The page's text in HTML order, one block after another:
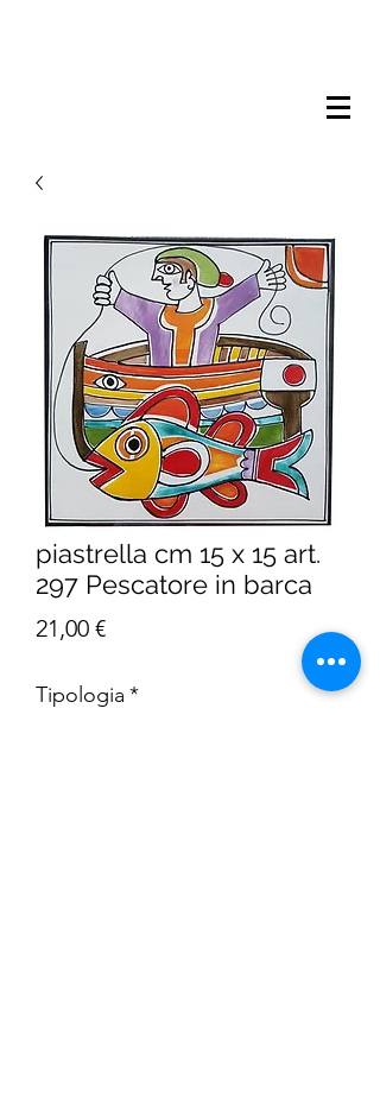
piastrella cm 15 x 15 art.
297 Pescatore in barca
21,00 €Prezzo
Tipologia *